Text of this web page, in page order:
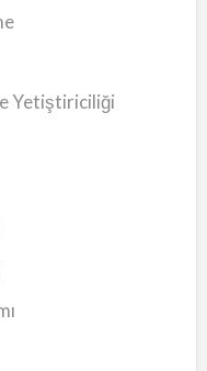
Yetiştiriciliği